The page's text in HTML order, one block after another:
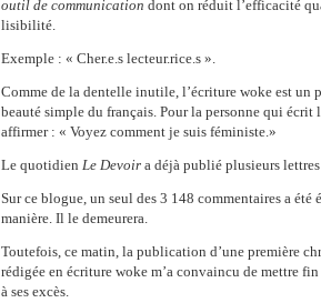
outil de communication dont on réduit l’efficacité
lisibilité.
Exemple : « Cher.e.s lecteur.rice.s ».
Comme de la dentelle inutile, l’écriture woke est un
beauté simple du français. Pour la personne qui écrit
affirmer : « Voyez comment je suis féministe.»
Le quotidien Le Devoir a déjà publié plusieurs
Sur ce blogue, un seul des 3 148 commentaires a été
manière. Il le demeurera.
Toutefois, ce matin, la publication d’une première
rédigée en écriture woke m’a convaincu de mettre
à ses excès.